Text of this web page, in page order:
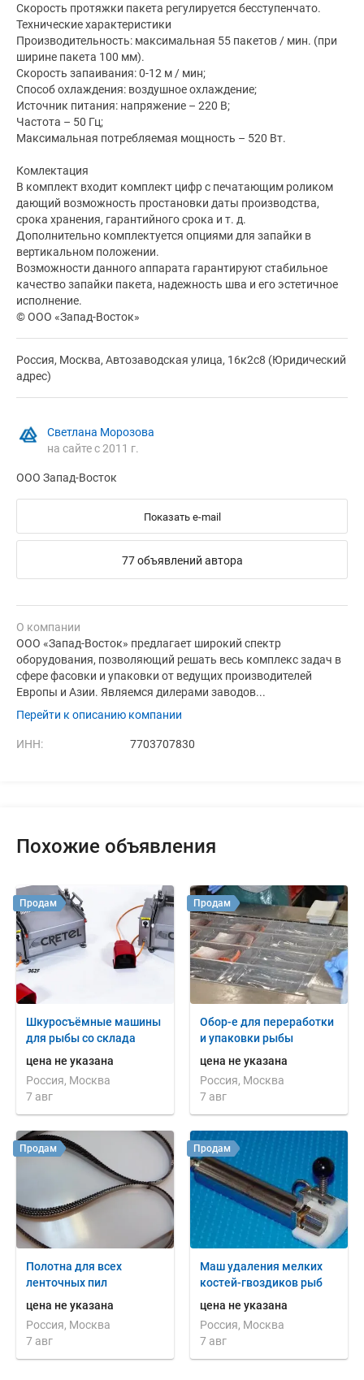
Скорость протяжки пакета регулируется бесступенчато.
Технические характеристики
Производительность: максимальная 55 пакетов / мин. (при
ширине пакета 100 мм).
Скорость запаивания: 0-12 м / мин;
Cпособ охлаждения: воздушное охлаждение;
Источник питания: напряжение – 220 В;
Частота – 50 Гц;
Максимальная потребляемая мощность – 520 Вт.
Комлектация
В комплект входит комплект цифр с печатающим роликом
дающий возможность простановки даты производства,
срока хранения, гарантийного срока и т. д.
Дополнительно комплектуется опциями для запайки в
вертикальном положении.
Возможности данного аппарата гарантируют стабильное
качество запайки пакета, надежность шва и его эстетичное
исполнение.
© ООО «Запад-Восток»
Россия, Москва, Автозаводская улица, 16к2с8 (Юридический
адрес)
Светлана Морозова
на сайте с 2011 г.
ООО Запад-Восток
Показать e-mail
77 объявлений автора
О компании
ООО «Запад-Восток» предлагает широкий спектр
оборудования, позволяющий решать весь комплекс задач в
сфере фасовки и упаковки от ведущих производителей
Европы и Азии. Являемся дилерами заводов...
Перейти к описанию компании
ИНН: 7703707830
Похожие объявления
Шкуросъёмные машины
для рыбы со склада
цена не указана
Россия, Москва
7 авг
Продам
Обор-е для переработки
и упаковки рыбы
цена не указана
Россия, Москва
7 авг
Продам
Полотна для всех
ленточных пил
цена не указана
Россия, Москва
7 авг
Продам
Маш удаления мелких
костей-гвоздиков рыб
цена не указана
Россия, Москва
7 авг
Продам